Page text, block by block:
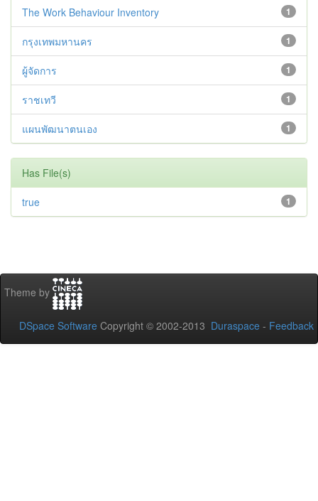
1
The Work Behaviour Inventory
1
กรุงเทพมหานคร
1
ผู้จัดการ
1
ราชเทวี
1
แผนพัฒนาตนเอง
Has File(s)
1
true
Theme by
DSpace Software Copyright © 2002-2013 Duraspace - Feedback